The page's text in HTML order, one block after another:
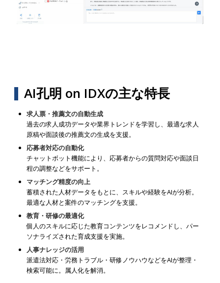
AI孔明 on IDXの主な特長
求人票・推薦文の自動生成
過去の求人成功データや業界トレンドを学習し、最適な求人
原稿や面談後の推薦文の生成を支援。
応募者対応の自動化
チャットボット機能により、応募者からの質問対応や面談日
程の調整などをサポート。
マッチング精度の向上
蓄積された人材データをもとに、スキルや経験をAIが分析。
最適な人材と案件のマッチングを支援。
教育・研修の最適化
個人のスキルに応じた教育コンテンツをレコメンドし、パー
ソナライズされた育成支援を実施。
人事ナレッジの活用
派遣法対応・労務トラブル・研修ノウハウなどをAIが整理・
検索可能に。属人化を解消。